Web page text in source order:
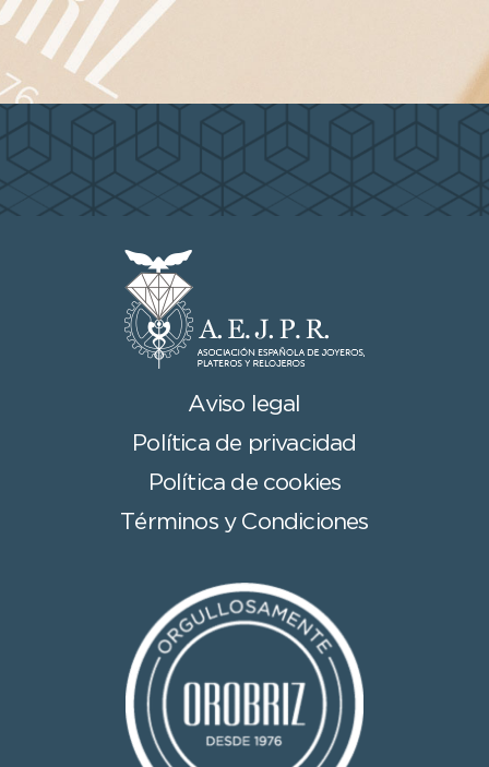
Aviso legal
Política de privacidad
Política de cookies
Términos y Condiciones